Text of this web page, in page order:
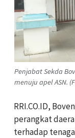
Penjabat Sekda
menuju apel ASN.
RRI.CO.ID,
perangkat
terhadap